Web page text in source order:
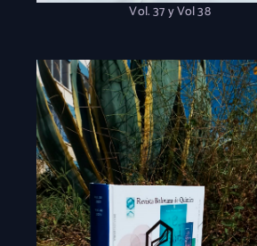
Vol. 37 y Vol 38